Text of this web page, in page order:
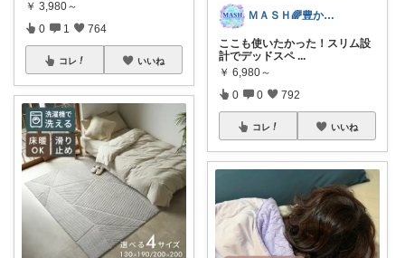
￥ 3,980～
0 1 764
コレ いいね
ＭＡＳＨ🌈豊かな生活へカスタマイズ🌈
ここも使いたかった！スリム設
計でデッドスペ ...
￥ 6,980～
0 0 792
コレ いいね